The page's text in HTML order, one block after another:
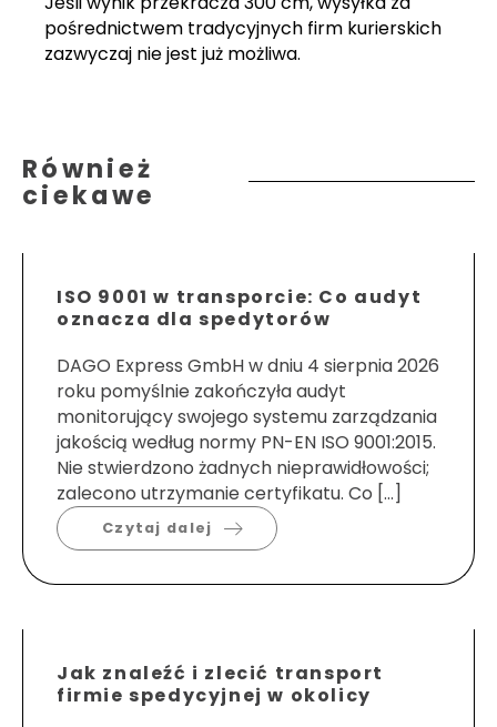
pośrednictwem tradycyjnych firm kurierskich
zazwyczaj nie jest już możliwa.
Również
ciekawe
ISO 9001 w transporcie: Co audyt
oznacza dla spedytorów
DAGO Express GmbH w dniu 4 sierpnia 2026
roku pomyślnie zakończyła audyt
monitorujący swojego systemu zarządzania
jakością według normy PN-EN ISO 9001:2015.
Nie stwierdzono żadnych nieprawidłowości;
zalecono utrzymanie certyfikatu. Co […]
Czytaj dalej
Jak znaleźć i zlecić transport
firmie spedycyjnej w okolicy